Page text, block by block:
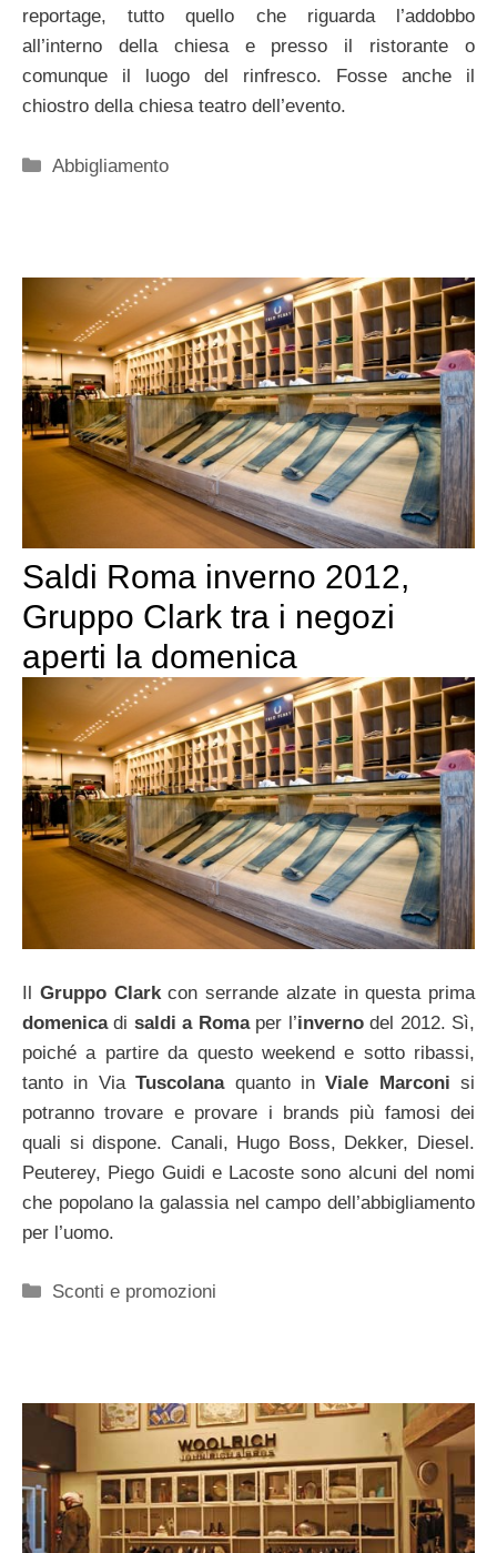
reportage, tutto quello che riguarda l’addobbo
all’interno della chiesa e presso il ristorante o
comunque il luogo del rinfresco. Fosse anche il
chiostro della chiesa teatro dell’evento.
Categorie
Abbigliamento
Saldi Roma inverno 2012,
Gruppo Clark tra i negozi
aperti la domenica
Il Gruppo Clarkcon serrande alzate in questa prima
domenicadi saldi a Romaper l’invernodel 2012. Sì,
poiché a partire da questo weekend e sotto ribassi,
tanto in ViaTuscolanaquanto inViale Marconi si
potranno trovare e provare i brands più famosi dei
quali si dispone. Canali, Hugo Boss, Dekker, Diesel.
Peuterey, Piego Guidi e Lacoste sono alcuni del nomi
che popolano la galassia nel campo dell’abbigliamento
per l’uomo.
Categorie
Sconti e promozioni